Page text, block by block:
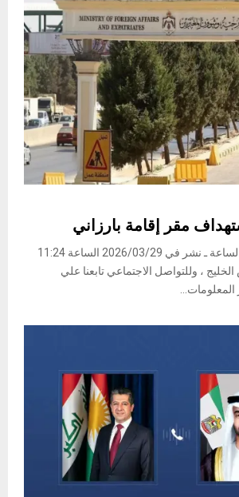
مقر إقامة بارزاني
«نبض الخليج» مدار الساعة ـ نشر في 2026/03/29 الساعة 11:24
، وللتواصل الاجتماعي تابعنا علي